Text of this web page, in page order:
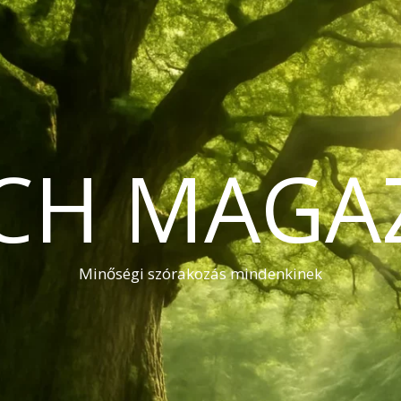
Minőségi szórakozás mindenkinek